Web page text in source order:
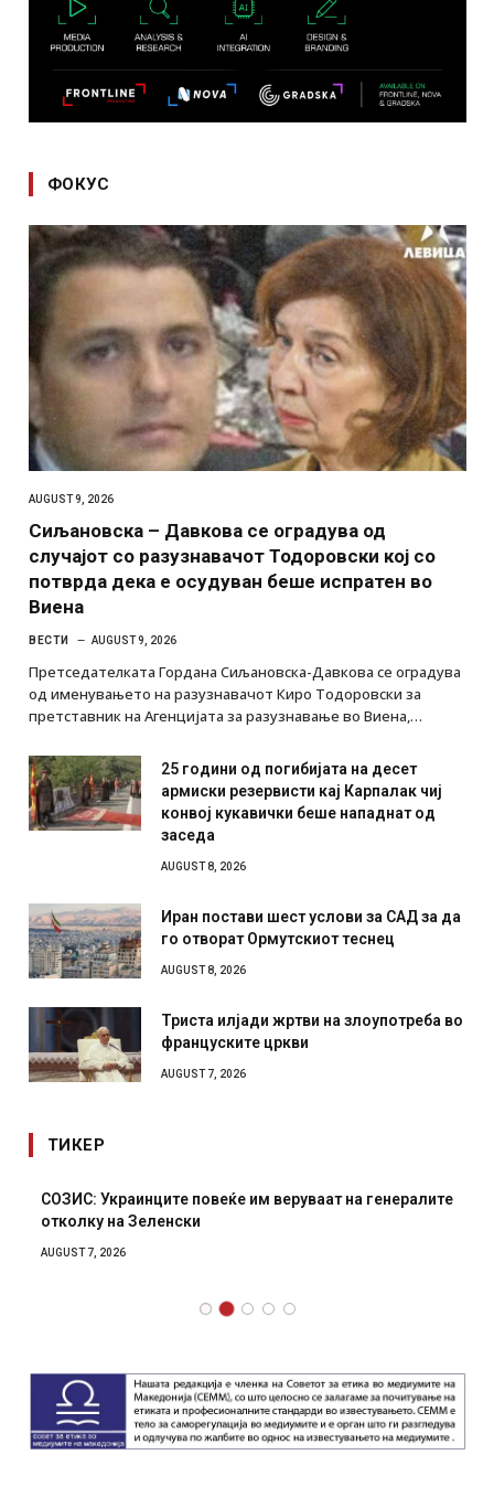
ФОКУС
AUGUST 9, 2026
Сиљановска – Давкова се оградува од
случајот со разузнавачот Тодоровски кој со
потврда дека е осудуван беше испратен во
Виена
ВЕСТИ AUGUST 9, 2026
Претседателката Гордана Сиљановска-Давкова се оградува
од именувањето на разузнавачот Киро Тодоровски за
претставник на Агенцијата за разузнавање во Виена,…
25 години од погибијата на десет
армиски резервисти кај Карпалак чиј
конвој кукавички беше нападнат од
заседа
AUGUST 8, 2026
Иран постави шест услови за САД за да
го отворат Ормутскиот теснец
AUGUST 8, 2026
Триста илјади жртви на злоупотреба во
француските цркви
AUGUST 7, 2026
ТИКЕР
СОЗИС: Украинците повеќе им веруваат на генералите
отколку на Зеленски
AUGUST 7, 2026